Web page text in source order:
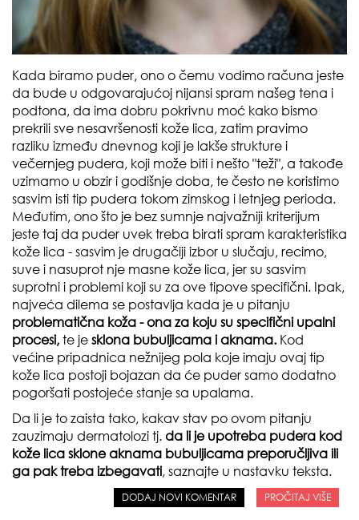
Kada biramo puder, ono o čemu vodimo računa jeste
da bude u odgovarajućoj nijansi spram našeg tena i
podtona, da ima dobru pokrivnu moć kako bismo
prekrili sve nesavršenosti kože lica, zatim pravimo
razliku između dnevnog koji je lakše strukture i
večernjeg pudera, koji može biti i nešto "teži", a takođe
uzimamo u obzir i godišnje doba, te često ne koristimo
sasvim isti tip pudera tokom zimskog i letnjeg perioda.
Međutim, ono što je bez sumnje najvažniji kriterijum
jeste taj da puder uvek treba birati spram karakteristika
kože lica - sasvim je drugačiji izbor u slučaju, recimo,
suve i nasuprot nje masne kože lica, jer su sasvim
suprotni i problemi koji su za ove tipove specifični. Ipak,
najveća dilema se postavlja kada je u pitanju
problematična koža - ona za koju su specifični upalni
procesi, te je sklona bubuljicama i aknama. Kod
većine pripadnica nežnijeg pola koje imaju ovaj tip
kože lica postoji bojazan da će puder samo dodatno
pogoršati postojeće stanje sa upalama.
Da li je to zaista tako, kakav stav po ovom pitanju
zauzimaju dermatolozi tj. da li je upotreba pudera kod
kože lica sklone aknama bubuljicama preporučljiva ili
ga pak treba izbegavati, saznajte u nastavku teksta.
DODAJ NOVI KOMENTAR PROČITAJ VIŠE